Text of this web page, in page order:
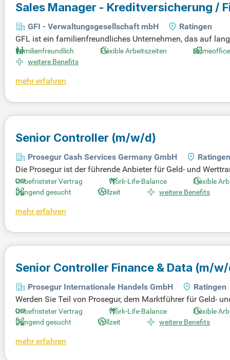
Sales Manager - Kreditversicherung /
GFI - Verwaltungsgesellschaft mbH
Ratingen
GFL ist ein familienfreundliches Unternehmen, das auf
Mitarbeiter pflegen enge Kontakte zu
taktpflege und persönliche Beratung. Hierbei liegen die
s Auftreten in Verhandlungen und Freude am Netzwerken
Familienfreundlich Flexible Arbeitszeiten Homeoffice
weitere Benefits
mehr erfahren
Senior Controller (m/w/d)
Prosegur Cash Services Germany GmbH
Ratingen
Die Prosegur ist der führende Anbieter für Geld- und
arunter Geldtransport, Geldbearbeitung und umfassendes
ces sowie automatisierte Bargeldlösungen. Wenn Sie auf
nden! Für weitere Informationen über Arbeitgeber, Gehälter
Unbefristeter Vertrag Work-Life-Balance Flexible
Dringend gesucht
Vollzeit weitere Benefits
mehr erfahren
Senior Controller Finance & Data (m/
Prosegur Internationale Handels GmbH
Ratingen
Werden Sie Teil von Prosegur, dem Marktführer für Geld-
nstleistungen, darunter Cash Management,
Unbefristeter Vertrag Work-Life-Balance Flexible
Dringend gesucht
Vollzeit weitere Benefits
mehr erfahren